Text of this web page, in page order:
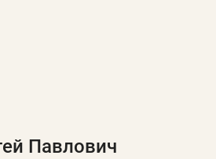
Павлович